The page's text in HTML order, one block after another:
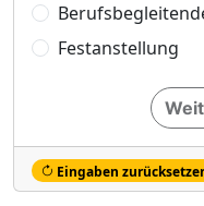
Festanstellung
Eingaben